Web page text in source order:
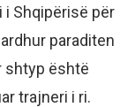
i Shqipërisë për
paraditen
shtyp është
trajneri i ri.